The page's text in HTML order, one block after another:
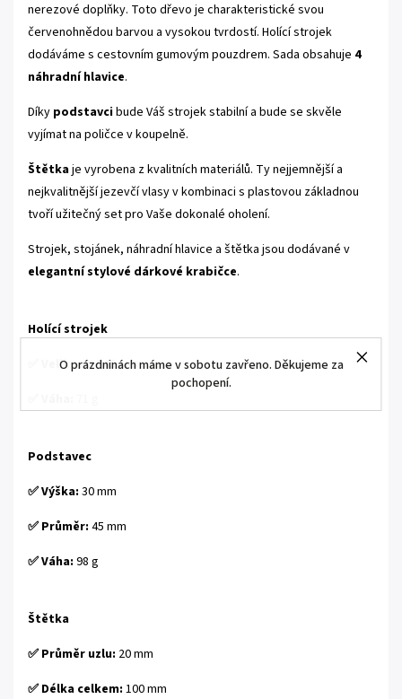
O prázdninách máme v sobotu zavřeno. Děkujeme za
pochopení.
nerezové doplňky. Toto dřevo je charakteristické svou
červenohnědou barvou a vysokou tvrdostí. Holící strojek
dodáváme s cestovním gumovým pouzdrem. Sada obsahuje 4
náhradní hlavice.
Díky podstavcibude Váš strojek stabilní a bude se skvěle
vyjímat na poličce v koupelně.
Štětkaje vyrobena z kvalitních materiálů. Ty nejjemnější a
nejkvalitnější jezevčí vlasy v kombinaci s plastovou základnou
tvoří užitečný set pro Vaše dokonalé oholení.
Strojek, stojánek, náhradní hlavice a štětka jsou dodávané v
elegantní stylové dárkové krabičce.
Holící strojek
✅ Velikost:145 mm
Podstavec
✅ Výška: 30 mm
✅ Průměr: 45 mm
✅ Váha: 98 g
Štětka
✅ Průměr uzlu: 20 mm
✅ Délka celkem: 100 mm